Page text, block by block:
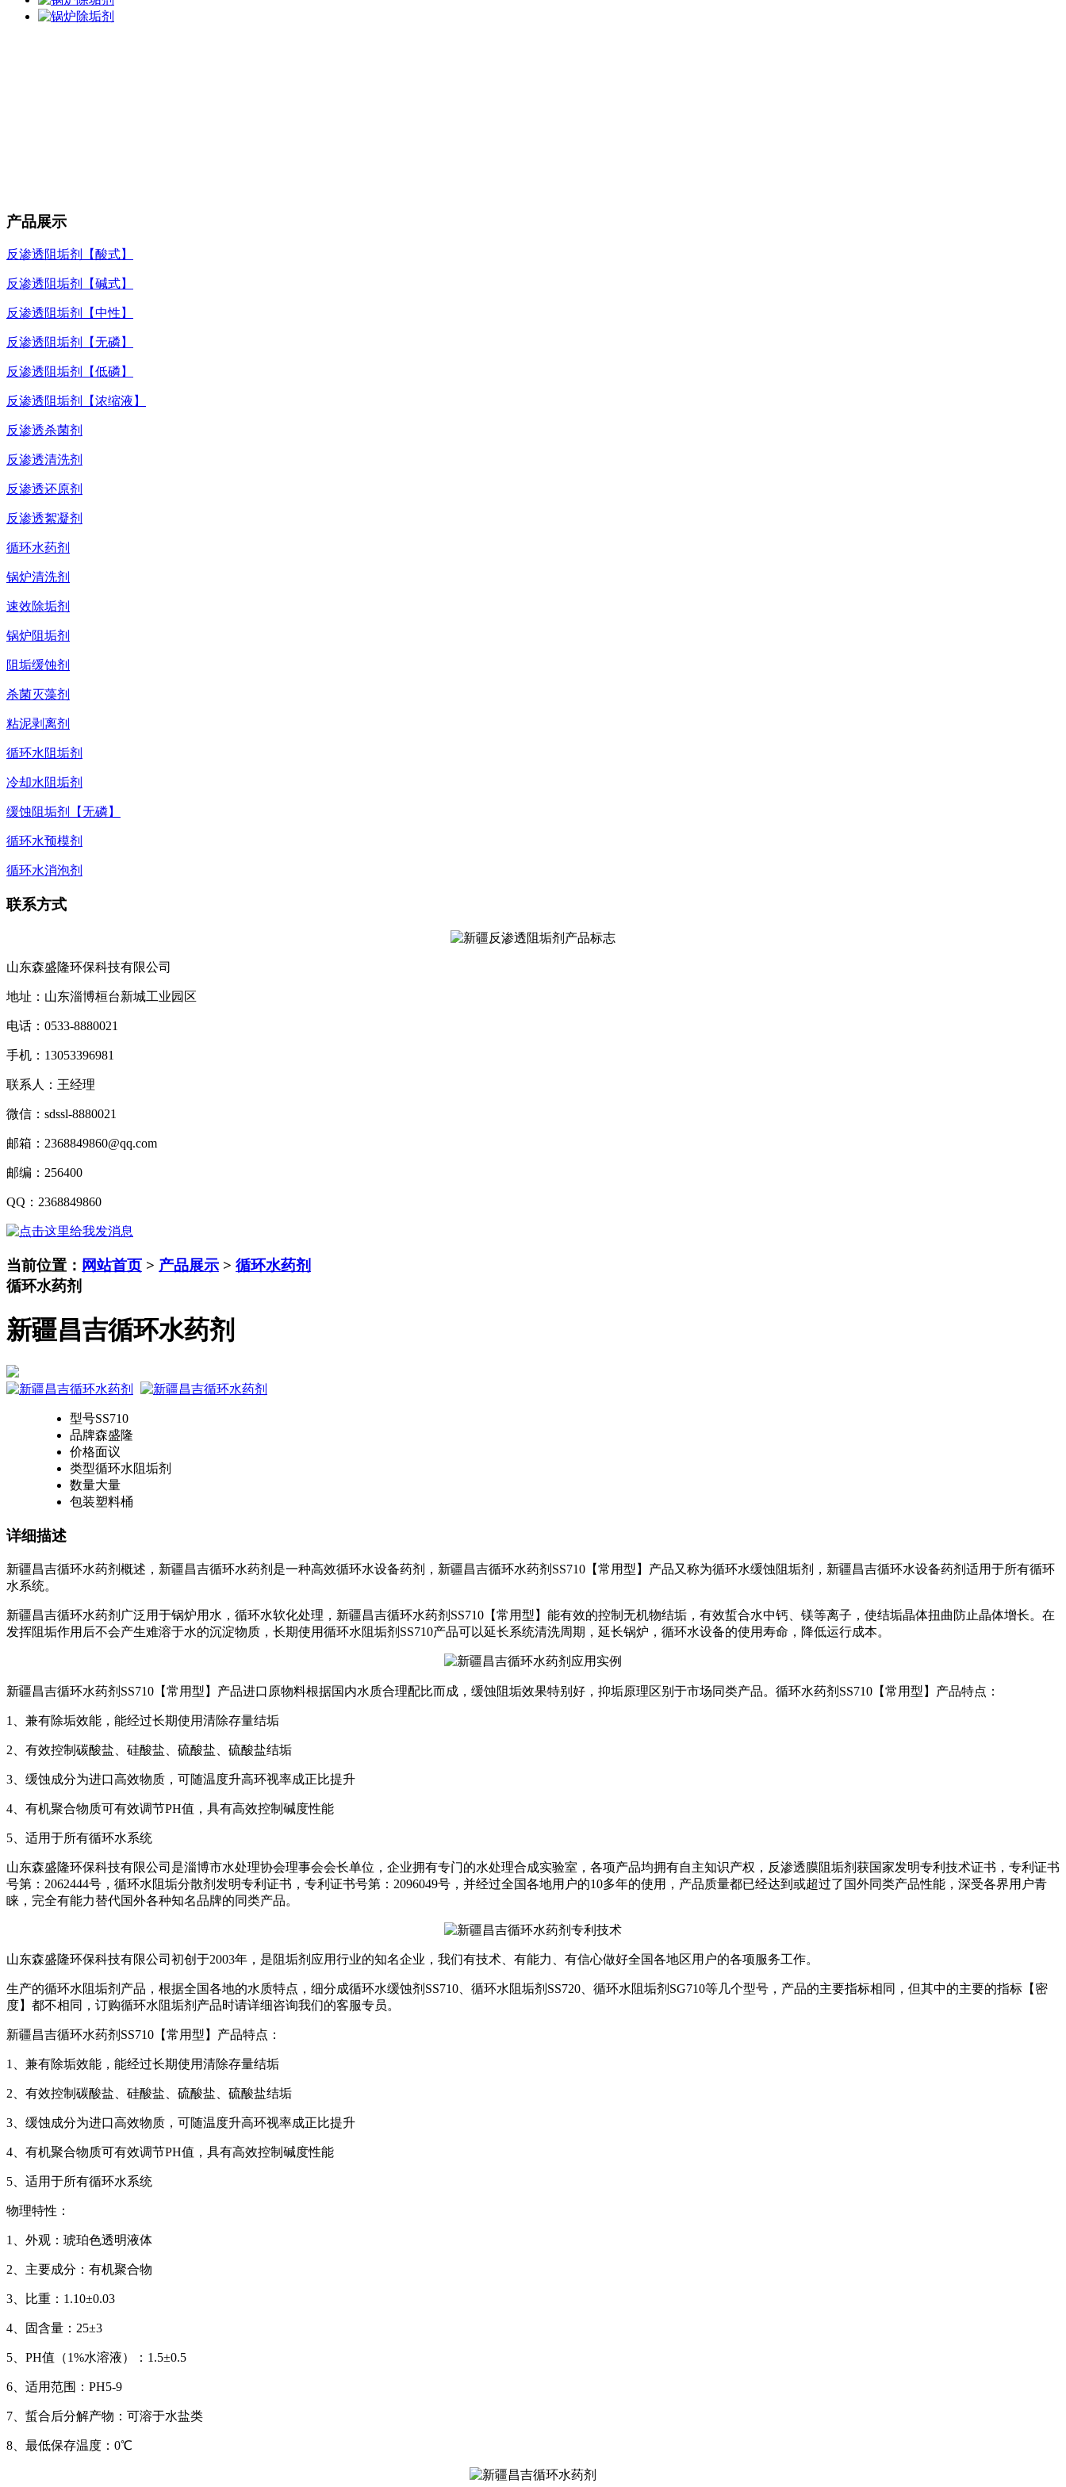
产品展示
反渗透阻垢剂【酸式】
反渗透阻垢剂【碱式】
反渗透阻垢剂【中性】
反渗透阻垢剂【无磷】
反渗透阻垢剂【低磷】
反渗透阻垢剂【浓缩液】
反渗透杀菌剂
反渗透清洗剂
反渗透还原剂
反渗透絮凝剂
循环水药剂
锅炉清洗剂
速效除垢剂
锅炉阻垢剂
阻垢缓蚀剂
杀菌灭藻剂
粘泥剥离剂
循环水阻垢剂
冷却水阻垢剂
缓蚀阻垢剂【无磷】
循环水预模剂
循环水消泡剂
联系方式
山东森盛隆环保科技有限公司
地址： 山东淄博桓台新城工业园区
电话： 0533-8880021
手机： 13053396981
联系人：王经理
微信： sdssl-8880021
邮箱： 2368849860@qq.com
邮编： 256400
QQ ： 2368849860
当前位置： 网站首页 > 产品展示 > 循环水药剂
循环水药剂
新疆昌吉循环水药剂
型号SS710
品牌森盛隆
价格面议
类型循环水阻垢剂
数量大量
包装塑料桶
详细描述
新疆昌吉循环水药剂概述，新疆昌吉循环水药剂是一种高效循环水设备药剂，新疆昌吉循环水药剂SS710【常用型】产品又称为循环水缓蚀阻垢剂，新疆昌吉循环水设备药剂适用于所有循环
水系统。
新疆昌吉循环水药剂广泛用于锅炉用水，循环水软化处理，新疆昌吉循环水药剂SS710【常用型】能有效的控制无机物结垢，有效蜇合水中钙、镁等离子，使结垢晶体扭曲防止晶体增长。在
发挥阻垢作用后不会产生难溶于水的沉淀物质，长期使用循环水阻垢剂SS710产品可以延长系统清洗周期，延长锅炉，循环水设备的使用寿命，降低运行成本。
新疆昌吉循环水药剂SS710【常用型】产品进口原物料根据国内水质合理配比而成，缓蚀阻垢效果特别好，抑垢原理区别于市场同类产品。 循环水药剂 SS710【常用型】产品特点：
1、兼有除垢效能，能经过长期使用清除存量结垢
2、有效控制碳酸盐、硅酸盐、硫酸盐、硫酸盐结垢
3、缓蚀成分为进口高效物质，可随温度升高环视率成正比提升
4、有机聚合物质可有效调节PH值，具有高效控制碱度性能
5、适用于所有循环水系统
山东森盛隆环保科技有限公司是淄博市水处理协会理事会会长单位，企业拥有专门的水处理合成实验室，各项产品均拥有自主知识产权，反渗透膜阻垢剂获国家发明专利技术证书，专利证书
号第：2062444号，循环水阻垢分散剂发明专利证书，专利证书号第：2096049号，并经过全国各地用户的10多年的使用，产品质量都已经达到或超过了国外同类产品性能，深受各界用户青
睐，完全有能力替代国外各种知名品牌的同类产品。
山东森盛隆环保科技有限公司初创于2003年，是阻垢剂应用行业的知名企业，我们有技术、有能力、有信心做好全国各地区用户的各项服务工作。
生产的循环水阻垢剂产品，根据全国各地的水质特点，细分成循环水缓蚀剂SS710、循环水阻垢剂SS720、循环水阻垢剂SG710等几个型号，产品的主要指标相同，但其中的主要的指标【密
度】都不相同，订购循环水阻垢剂产品时请详细咨询我们的客服专员。
新疆昌吉循环水药剂SS710【常用型】产品特点：
1、兼有除垢效能，能经过长期使用清除存量结垢
2、有效控制碳酸盐、硅酸盐、硫酸盐、硫酸盐结垢
3、缓蚀成分为进口高效物质，可随温度升高环视率成正比提升
4、有机聚合物质可有效调节PH值，具有高效控制碱度性能
5、适用于所有循环水系统
物理特性：
1、外观：琥珀色透明液体
2、主要成分：有机聚合物
3、比重：1.10±0.03
4、固含量：25±3
5、PH值（1%水溶液）：1.5±0.5
6、适用范围：PH5-9
7、蜇合后分解产物：可溶于水盐类
8、最低保存温度：0℃